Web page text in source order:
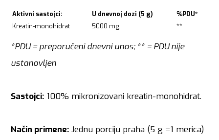
Aktivni sastojci: U dnevnoj dozi (5 g)
%PDU*
Kreatin-monohidrat
5000 mg **
*PDU = preporučeni dnevni unos; ** = PDU nije
ustanovljen
Sastojci: 100% mikronizovani kreatin-monohidrat.
Način primene: Jednu porciju praha (5 g =1 merica)